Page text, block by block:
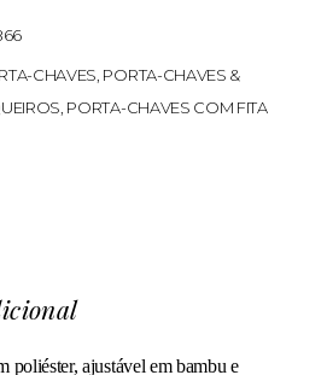
CHAVES PORTA-CHAVES &
PORTA-CHAVES COM FITA
poliéster, ajustável em bambu e